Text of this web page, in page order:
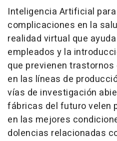
Inteligencia Artificial
complicaciones en la
realidad virtual que
empleados y la
que previenen
en las líneas de
vías de investigación
fábricas del futuro velen
en las mejores
dolencias relacionadas